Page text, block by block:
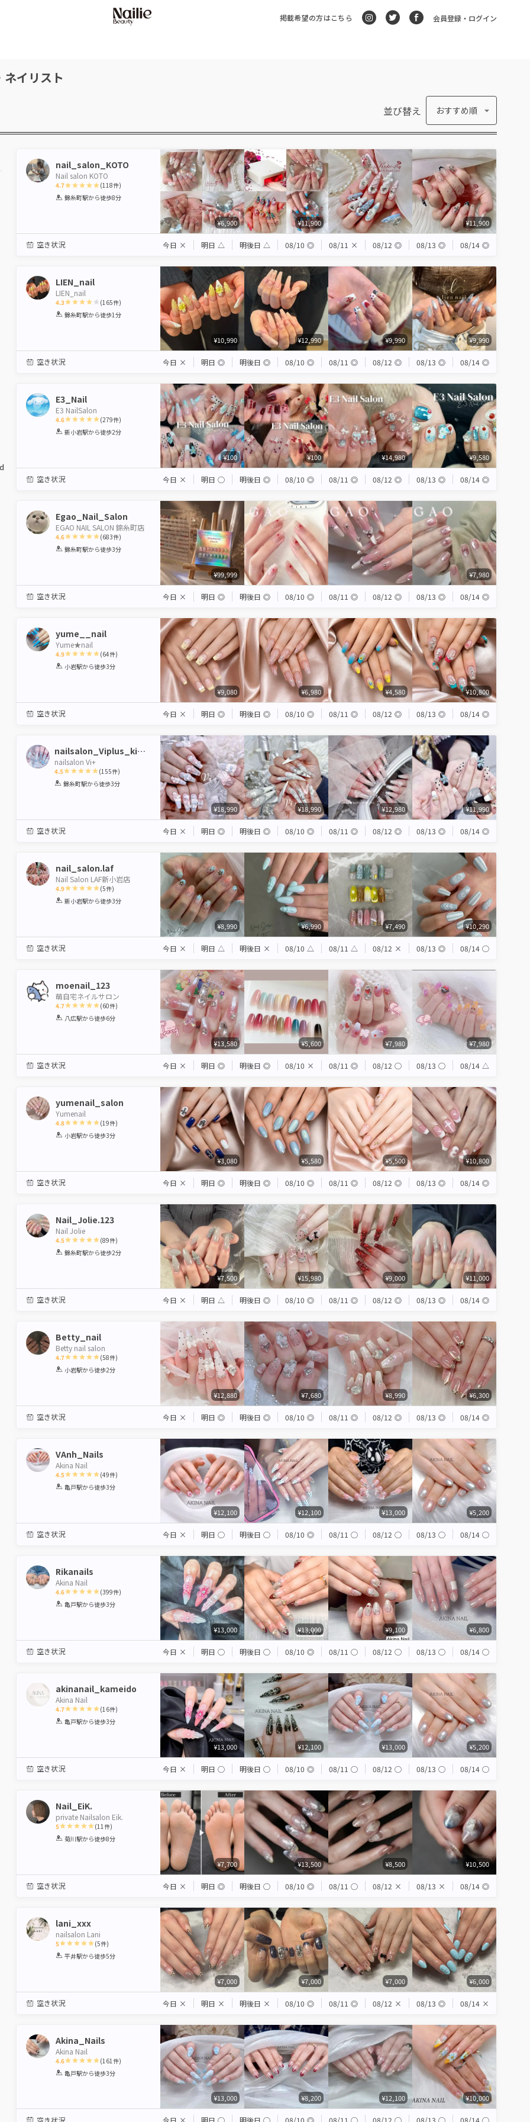
掲載希望の方はこちら 会員登録・ログイン
イリスト
並び替え おすすめ順
nail_salon_KOTO
Nail salon KOTO
4.7
1 2 3 4 5
(118件)
錦糸町駅から徒歩8分
¥6,900 ¥11,900 ¥11,900
空き状況 今日 × 明日 △ 明後日 △ 08/10 ◎ 08/11 × 08/12 ◎ 08/13 ◎ 08/14 ◎
LIEN_nail
LIEN_nail
4.3
1 2 3 4 5
(165件)
錦糸町駅から徒歩1分
¥10,990 ¥12,990 ¥9,990 ¥9,990
空き状況 今日 × 明日 ◎ 明後日 ◎ 08/10 ◎ 08/11 ◎ 08/12 ◎ 08/13 ◎ 08/14 ◎
E3_Nail
E3 NailSalon
4.6
1 2 3 4 5
(279件)
新小岩駅から徒歩2分
¥100 ¥100 ¥14,980 ¥9,580
空き状況 今日 × 明日 ◯ 明後日 ◎ 08/10 ◎ 08/11 ◎ 08/12 ◎ 08/13 ◎ 08/14 ◎
Egao_Nail_Salon
EGAO NAIL SALON 錦糸町店
4.6
1 2 3 4 5
(683件)
錦糸町駅から徒歩3分
¥99,999 ¥7,980
空き状況 今日 × 明日 ◎ 明後日 ◎ 08/10 ◎ 08/11 ◎ 08/12 ◎ 08/13 ◎ 08/14 ◎
yume__nail
Yume★nail
4.9
1 2 3 4 5
(64件)
小岩駅から徒歩3分
¥9,080 ¥6,980 ¥4,580 ¥10,800
空き状況 今日 × 明日 ◎ 明後日 ◎ 08/10 ◎ 08/11 ◎ 08/12 ◎ 08/13 ◎ 08/14 ◎
nailsalon_Viplus_kinshicho
nailsalon Vi+
4.5
1 2 3 4 5
(155件)
錦糸町駅から徒歩3分
¥18,990 ¥18,990 ¥12,980 ¥11,990
空き状況 今日 × 明日 ◎ 明後日 ◎ 08/10 ◎ 08/11 ◎ 08/12 ◎ 08/13 ◎ 08/14 ◎
nail_salon.laf
Nail Salon LAF新小岩店
4.9
1 2 3 4 5
(5件)
新小岩駅から徒歩3分
¥8,990 ¥6,990 ¥7,490 ¥10,290
空き状況 今日 × 明日 △ 明後日 × 08/10 △ 08/11 △ 08/12 × 08/13 ◎ 08/14 ◯
moenail_123
萌自宅ネイルサロン
4.7
1 2 3 4 5
(60件)
八広駅から徒歩6分
¥13,580 ¥5,600 ¥7,980 ¥7,980
空き状況 今日 × 明日 ◎ 明後日 ◎ 08/10 × 08/11 ◎ 08/12 ◯ 08/13 ◯ 08/14 △
yumenail_salon
Yumenail
4.8
1 2 3 4 5
(19件)
小岩駅から徒歩3分
¥3,080 ¥5,580 ¥5,500 ¥10,800
空き状況 今日 × 明日 ◎ 明後日 ◎ 08/10 ◎ 08/11 ◎ 08/12 ◎ 08/13 ◎ 08/14 ◎
Nail_Jolie.123
Nail Jolie
4.5
1 2 3 4 5
(89件)
錦糸町駅から徒歩2分
¥7,500 ¥15,980 ¥9,000 ¥11,000
空き状況 今日 × 明日 △ 明後日 ◎ 08/10 ◎ 08/11 ◎ 08/12 ◎ 08/13 ◎ 08/14 ◎
Betty_nail
Betty nail salon
4.7
1 2 3 4 5
(58件)
小岩駅から徒歩2分
¥12,880 ¥7,680 ¥8,990 ¥6,300
空き状況 今日 × 明日 ◎ 明後日 ◎ 08/10 ◎ 08/11 ◎ 08/12 ◎ 08/13 ◎ 08/14 ◎
VAnh_Nails
Akina Nail
4.5
1 2 3 4 5
(49件)
亀戸駅から徒歩3分
¥12,100 ¥12,100 ¥13,000 ¥5,200
空き状況 今日 × 明日 ◯ 明後日 ◯ 08/10 ◎ 08/11 ◯ 08/12 ◯ 08/13 ◯ 08/14 ◯
Rikanails
Akina Nail
4.6
1 2 3 4 5
(399件)
亀戸駅から徒歩3分
¥13,000 ¥13,000 ¥9,100 ¥6,800
空き状況 今日 × 明日 ◯ 明後日 ◯ 08/10 ◎ 08/11 ◯ 08/12 ◯ 08/13 ◯ 08/14 ◯
akinanail_kameido
Akina Nail
4.7
1 2 3 4 5
(16件)
亀戸駅から徒歩3分
¥13,000 ¥12,100 ¥13,000 ¥5,200
空き状況 今日 × 明日 ◯ 明後日 ◯ 08/10 ◎ 08/11 ◯ 08/12 ◯ 08/13 ◯ 08/14 ◯
Nail_EiK.
private Nailsalon Eik.
5
1 2 3 4 5
(11 件)
菊川駅から徒歩8分
¥7,700 ¥13,500 ¥8,500 ¥10,500
空き状況 今日 × 明日 ◎ 明後日 ◯ 08/10 ◎ 08/11 ◯ 08/12 × 08/13 × 08/14 ◎
lani_xxx
nailsalon Lani
5
1 2 3 4 5
(5件)
平井駅から徒歩5分
¥7,000 ¥7,000 ¥7,000 ¥6,000
空き状況 今日 × 明日 × 明後日 × 08/10 ◎ 08/11 ◎ 08/12 × 08/13 ◎ 08/14 ×
Akina_Nails
Akina Nail
4.6
1 2 3 4 5
(161 件)
亀戸駅から徒歩3分
¥13,000 ¥8,200 ¥12,100 ¥10,000
空き状況